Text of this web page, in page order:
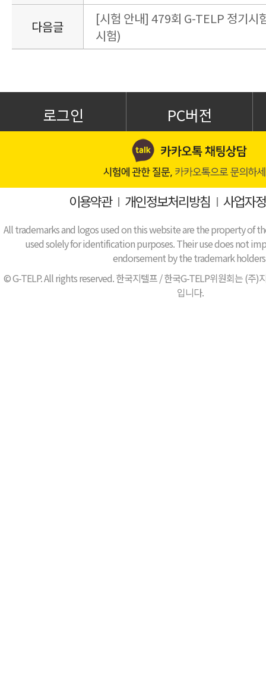
다음글
[시험 안내] 479회 G-TELP 정기
시험)
로그인 PC버전
이용약관I 개인정보처리방침 I 사업자
All trademarks and logos used on this website are the property of
used solely for identification purposes. Their use does not
endorsement by the trademark
© G-TELP. All rights reserved. 한국지텔프 / 한국G-TELP위원회는 (주)
입니다.